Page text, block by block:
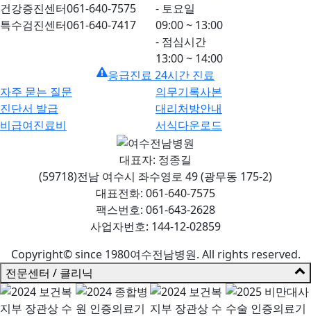
건강증진센터061-640-7575
특수검진센터061-640-7417
- 토요일
09:00 ~ 13:00
- 점심시간
13:00 ~ 14:00
응급진료 24시간 진료
자주 묻는 질문
의무기록사본
진단서 발급
대리처방안내
비급여진료비
서식다운로드
대표자: 정종길
(59718)전남 여수시 좌수영로 49 (광무동 175-2)
대표전화: 061-640-7575
팩스번호: 061-643-2628
사업자번호: 144-12-02859
Copyright© since 1980여수전남병원. All rights reserved.
전문센터 / 클리닉